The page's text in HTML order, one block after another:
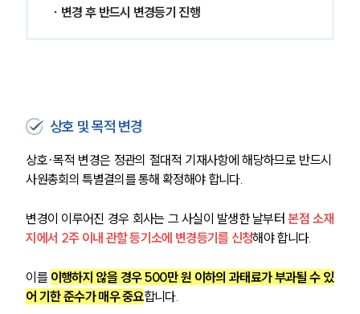
∙ 변경 후 반드시 변경등기 진행
상호 및 목적 변경
상호·목적 변경은 정관의 절대적 기재사항에 해당하므로 반드시
사원총회의 특별결의를 통해 확정해야 합니다.
변경이 이루어진 경우 회사는 그 사실이 발생한 날부터 본점 소재
지에서 2주 이내 관할 등기소에 변경등기를 신청해야 합니다.
이를 이행하지 않을 경우 500만 원 이하의 과태료가 부과될 수 있
어 기한 준수가 매우 중요합니다.